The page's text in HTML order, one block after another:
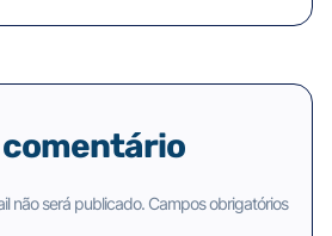
comentário
não será publicado. Campos obrigatórios